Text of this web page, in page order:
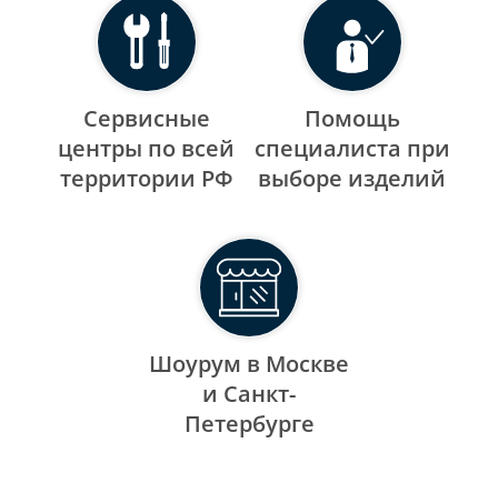
Сервисные
центры по всей
территории РФ
Помощь
специалиста при
выборе изделий
Шоурум в Москве
и Санкт-
Петербурге